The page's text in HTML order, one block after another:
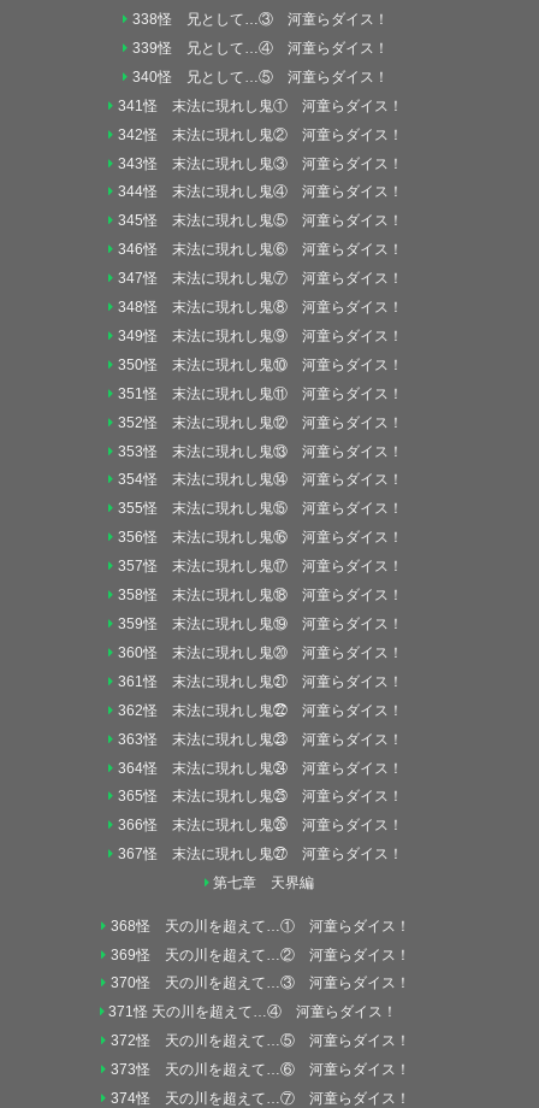
338怪 兄として…③ 河童らダイス！
339怪 兄として…④ 河童らダイス！
340怪 兄として…⑤ 河童らダイス！
341怪 末法に現れし鬼① 河童らダイス！
342怪 末法に現れし鬼② 河童らダイス！
343怪 末法に現れし鬼③ 河童らダイス！
344怪 末法に現れし鬼④ 河童らダイス！
345怪 末法に現れし鬼⑤ 河童らダイス！
346怪 末法に現れし鬼⑥ 河童らダイス！
347怪 末法に現れし鬼⑦ 河童らダイス！
348怪 末法に現れし鬼⑧ 河童らダイス！
349怪 末法に現れし鬼⑨ 河童らダイス！
350怪 末法に現れし鬼⑩ 河童らダイス！
351怪 末法に現れし鬼⑪ 河童らダイス！
352怪 末法に現れし鬼⑫ 河童らダイス！
353怪 末法に現れし鬼⑬ 河童らダイス！
354怪 末法に現れし鬼⑭ 河童らダイス！
355怪 末法に現れし鬼⑮ 河童らダイス！
356怪 末法に現れし鬼⑯ 河童らダイス！
357怪 末法に現れし鬼⑰ 河童らダイス！
358怪 末法に現れし鬼⑱ 河童らダイス！
359怪 末法に現れし鬼⑲ 河童らダイス！
360怪 末法に現れし鬼⑳ 河童らダイス！
361怪 末法に現れし鬼㉑ 河童らダイス！
362怪 末法に現れし鬼㉒ 河童らダイス！
363怪 末法に現れし鬼㉓ 河童らダイス！
364怪 末法に現れし鬼㉔ 河童らダイス！
365怪 末法に現れし鬼㉕ 河童らダイス！
366怪 末法に現れし鬼㉖ 河童らダイス！
367怪 末法に現れし鬼㉗ 河童らダイス！
第七章 天界編
368怪 天の川を超えて…① 河童らダイス！
369怪 天の川を超えて…② 河童らダイス！
370怪 天の川を超えて…③ 河童らダイス！
371怪 天の川を超えて…④ 河童らダイス！
372怪 天の川を超えて…⑤ 河童らダイス！
373怪 天の川を超えて…⑥ 河童らダイス！
374怪 天の川を超えて…⑦ 河童らダイス！